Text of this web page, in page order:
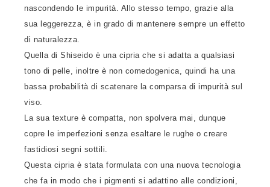
nascondendo le impurità. Allo stesso tempo, grazie alla
sua leggerezza, è in grado di mantenere sempre un effetto
di naturalezza.
Quella di Shiseido è una cipria che si adatta a qualsiasi
tono di pelle, inoltre è non comedogenica, quindi ha una
bassa probabilità di scatenare la comparsa di impurità sul
viso.
La sua texture è compatta, non spolvera mai, dunque
copre le imperfezioni senza esaltare le rughe o creare
fastidiosi segni sottili.
Questa cipria è stata formulata con una nuova tecnologia
che fa in modo che i pigmenti si adattino alle condizioni,